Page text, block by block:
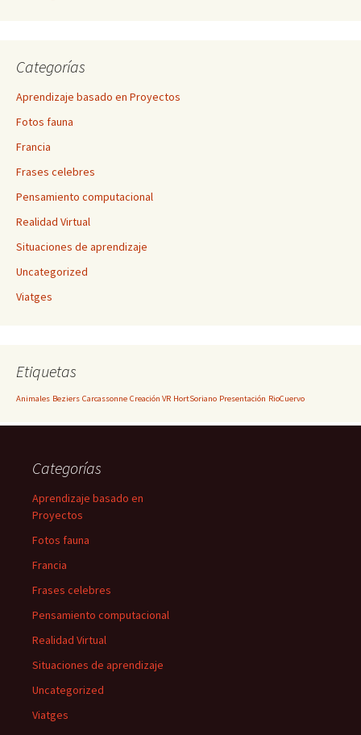
Categorías
Aprendizaje basado en Proyectos
Fotos fauna
Francia
Frases celebres
Pensamiento computacional
Realidad Virtual
Situaciones de aprendizaje
Uncategorized
Viatges
Etiquetas
Animales Beziers Carcassonne Creación VR HortSoriano Presentación RioCuervo
Categorías
Aprendizaje basado en
Proyectos
Fotos fauna
Francia
Frases celebres
Pensamiento computacional
Realidad Virtual
Situaciones de aprendizaje
Uncategorized
Viatges